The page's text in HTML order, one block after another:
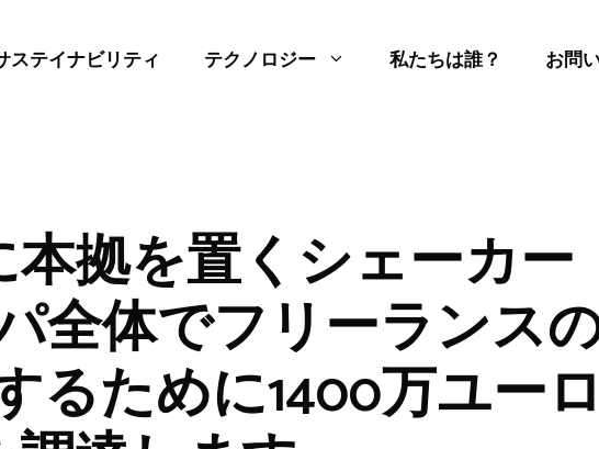
ステイナビリティ テクノロジー 私たちは誰？ お問
拠を置くシェーカー
全体でフリーランス
るために1400万ユーロ